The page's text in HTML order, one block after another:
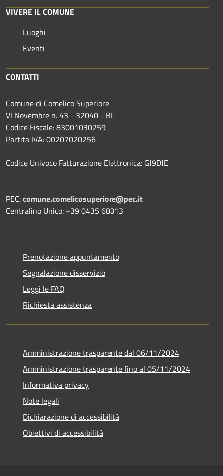
VIVERE IL COMUNE
Luoghi
Eventi
CONTATTI
Comune di Comelico Superiore
VI Novembre n. 43 - 32040 - BL
Codice Fiscale: 83001030259
Partita IVA: 00207020256
Codice Univoco Fatturazione Elettronica: GJ9DJE
PEC:comune.comelicosuperiore@pec.it
Centralino Unico: +39 0435 68813
Prenotazione appuntamento
Segnalazione disservizio
Leggi le FAQ
Richiesta assistenza
Amministrazione trasparente dal 06/11/2024
Amministrazione trasparente fino al 05/11/2024
Informativa privacy
Note legali
Dichiarazione di accessibilità
Obiettivi di accessibilità